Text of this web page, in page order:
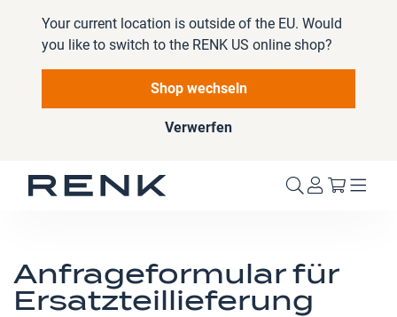
Your current location is outside of the EU. Would
you like to switch to the RENK US online shop?
Shop wechseln
Verwerfen
Mein
Anfrageformular für
Ersatzteillieferung